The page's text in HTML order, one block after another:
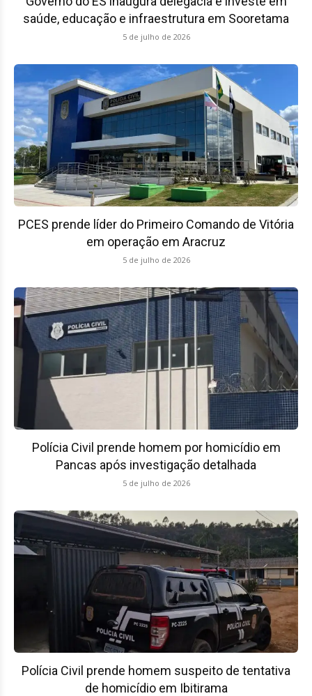
saúde, educação e infraestrutura em Sooretama
5 de julho de 2026
PCES prende líder do Primeiro Comando de Vitória
em operação em Aracruz
5 de julho de 2026
Polícia Civil prende homem por homicídio em
Pancas após investigação detalhada
5 de julho de 2026
Polícia Civil prende homem suspeito de tentativa
de homicídio em Ibitirama